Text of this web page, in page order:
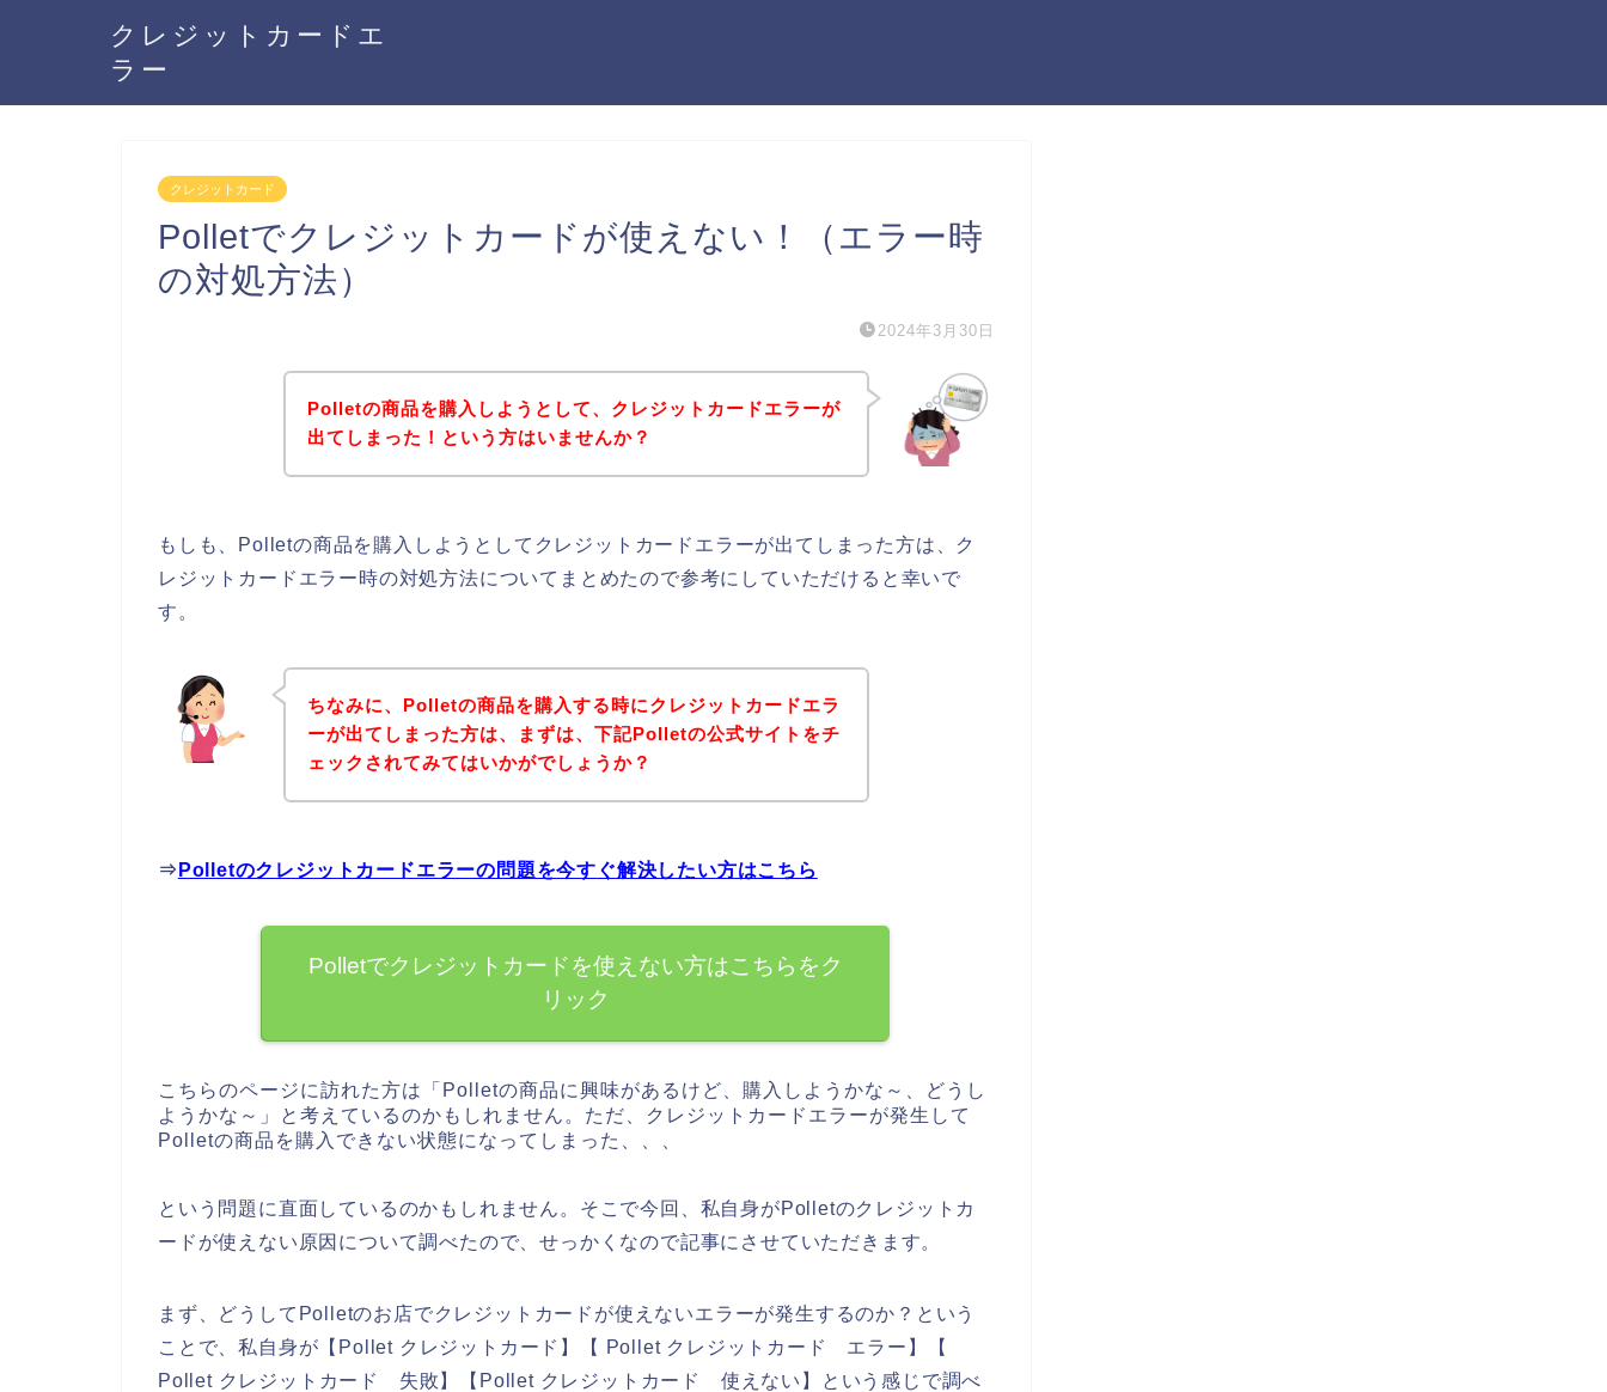
クレジットカードエ
ラー
クレジットカード
Polletでクレジットカードが使えない！（エラー時
の対処方法）
2024年3月30日
Polletの商品を購入しようとして、クレジットカードエラーが
出てしまった！という方はいませんか？
もしも、Polletの商品を購入しようとしてクレジットカードエラーが出てしまった方は、ク
レジットカードエラー時の対処方法についてまとめたので参考にしていただけると幸いで
す。
ちなみに、Polletの商品を購入する時にクレジットカードエラ
ーが出てしまった方は、まずは、下記Polletの公式サイトをチ
ェックされてみてはいかがでしょうか？
⇒ Polletのクレジットカードエラーの問題を今すぐ解決したい方はこちら
Polletでクレジットカードを使えない方はこちらをク
リック
こちらのページに訪れた方は「Polletの商品に興味があるけど、購入しようかな～、どうし
ようかな～」と考えているのかもしれません。ただ、クレジットカードエラーが発生して
Polletの商品を購入できない状態になってしまった、、、
という問題に直面しているのかもしれません。そこで今回、私自身がPolletのクレジットカ
ードが使えない原因について調べたので、せっかくなので記事にさせていただきます。
まず、どうしてPolletのお店でクレジットカードが使えないエラーが発生するのか？という
ことで、私自身が【Pollet クレジットカード】【 Pollet クレジットカード エラー】【
Pollet クレジットカード 失敗】【Pollet クレジットカード 使えない】という感じで調べ